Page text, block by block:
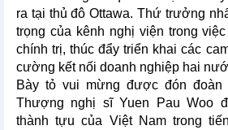
ra tại thủ đô Ottawa. Thứ trưởng
trọng của kênh nghị viện trong
chính trị, thúc đẩy triển khai các
cường kết nối doanh nghiệp hai
Bày tỏ vui mừng được đón đoàn
Thượng nghị sĩ Yuen Pau Woo
thành tựu của Việt Nam trong